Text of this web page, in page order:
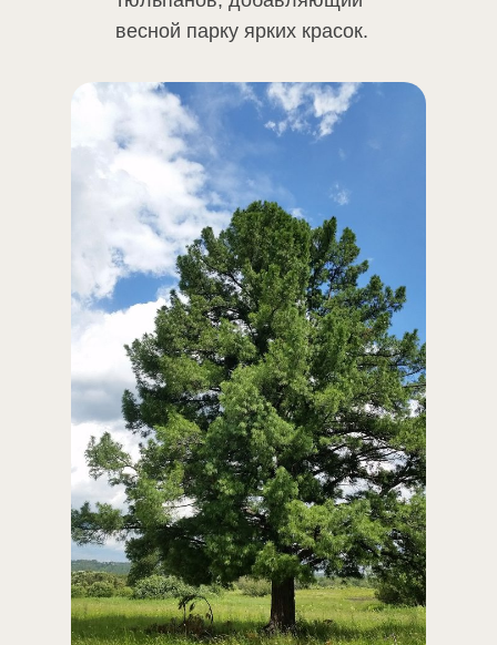
весной парку ярких красок.